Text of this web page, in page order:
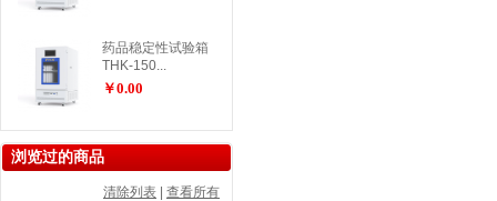
药品稳定性试验箱
THK-150...
￥0.00
浏览过的商品
清除列表 查看所有